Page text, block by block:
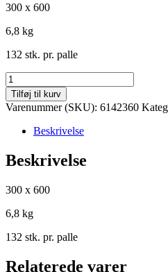
300 x 600
6,8 kg
132 stk. pr. palle
Standard
støbejernsrist
til
farestien
antal
Tilføj til kurv
Varenummer (SKU): 6142360
Beskrivelse
Beskrivelse
300 x 600
6,8 kg
132 stk. pr. palle
Relaterede varer